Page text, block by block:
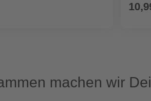
machen wir